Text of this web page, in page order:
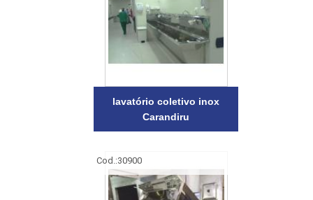
lavatório coletivo inox
Carandiru
Cod.:30900